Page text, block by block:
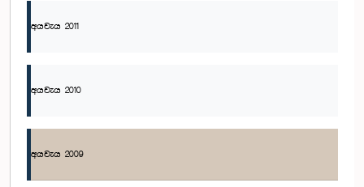
අයවැය 2011
අයවැය 2010
අයවැය 2009